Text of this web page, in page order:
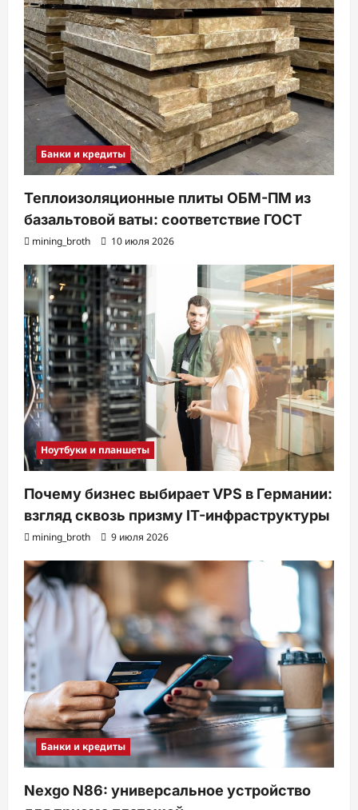
Банки и кредиты
Теплоизоляционные плиты ОБМ-ПМ из
базальтовой ваты: соответствие ГОСТ
mining_broth 10 июля 2026
Ноутбуки и планшеты
Почему бизнес выбирает VPS в Германии:
взгляд сквозь призму IT-инфраструктуры
mining_broth 9 июля 2026
Банки и кредиты
Nexgo N86: универсальное устройство